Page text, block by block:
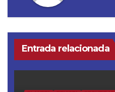
Entrada relacionada